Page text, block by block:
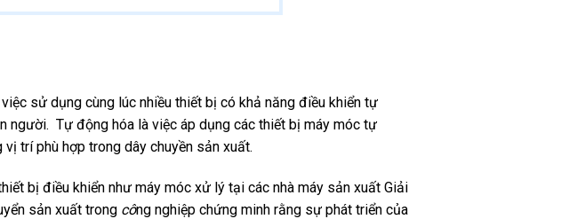
sử dụng cùng lúc nhiều thiết bị có khả năng điều khiển tự
người. Tự động hóa là việc áp dụng các thiết bị máy móc tự
trí phù hợp trong dây chuyền sản xuất.
bị điều khiển như máy móc xử lý tại các nhà máy sản xuất Giải
sản xuất trong công nghiệp chứng minh rằng sự phát triển của